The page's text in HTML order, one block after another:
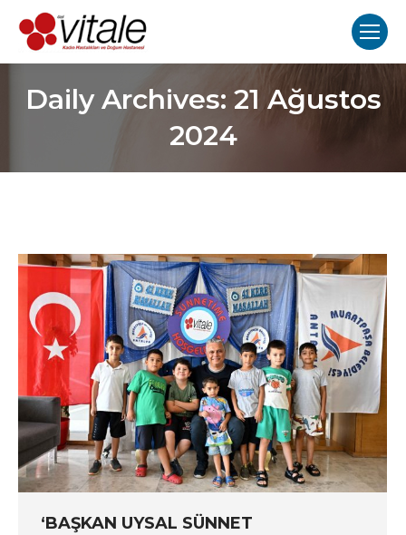
Daily Archives: 21 Ağustos
2024
‘BAŞKAN UYSAL SÜNNET